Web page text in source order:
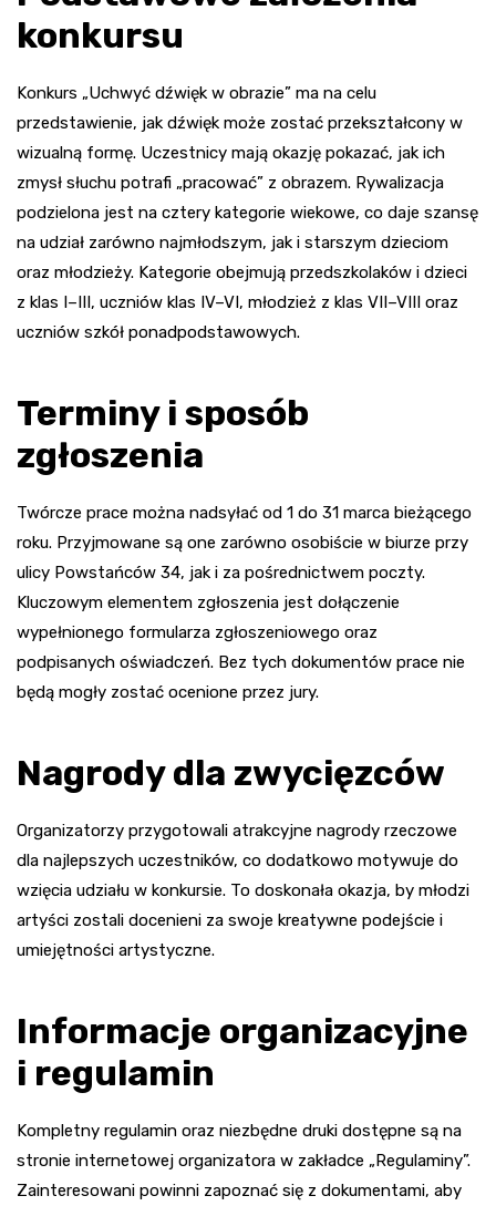
konkursu
Konkurs „Uchwyć dźwięk w obrazie” ma na celu
przedstawienie, jak dźwięk może zostać przekształcony w
wizualną formę. Uczestnicy mają okazję pokazać, jak ich
zmysł słuchu potrafi „pracować” z obrazem. Rywalizacja
podzielona jest na cztery kategorie wiekowe, co daje szansę
na udział zarówno najmłodszym, jak i starszym dzieciom
oraz młodzieży. Kategorie obejmują przedszkolaków i dzieci
z klas I–III, uczniów klas IV–VI, młodzież z klas VII–VIII oraz
uczniów szkół ponadpodstawowych.
Terminy i sposób
zgłoszenia
Twórcze prace można nadsyłać od 1 do 31 marca bieżącego
roku. Przyjmowane są one zarówno osobiście w biurze przy
ulicy Powstańców 34, jak i za pośrednictwem poczty.
Kluczowym elementem zgłoszenia jest dołączenie
wypełnionego formularza zgłoszeniowego oraz
podpisanych oświadczeń. Bez tych dokumentów prace nie
będą mogły zostać ocenione przez jury.
Nagrody dla zwycięzców
Organizatorzy przygotowali atrakcyjne nagrody rzeczowe
dla najlepszych uczestników, co dodatkowo motywuje do
wzięcia udziału w konkursie. To doskonała okazja, by młodzi
artyści zostali docenieni za swoje kreatywne podejście i
umiejętności artystyczne.
Informacje organizacyjne
i regulamin
Kompletny regulamin oraz niezbędne druki dostępne są na
stronie internetowej organizatora w zakładce „Regulaminy”.
Zainteresowani powinni zapoznać się z dokumentami, aby